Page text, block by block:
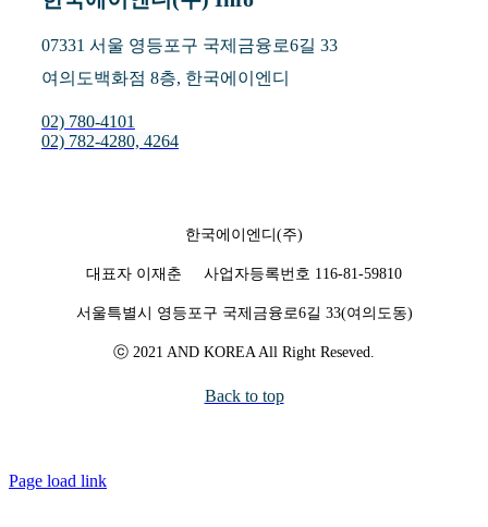
07331 서울 영등포구 국제금융로6길 33
여의도백화점 8층, 한국에이엔디
02) 780-4101
02) 782-4280, 4264
한국에이엔디(주)
대표자 이재춘 사업자등록번호 116-81-59810
서울특별시 영등포구 국제금융로6길 33(여의도동)
ⓒ 2021 AND KOREA All Right Reseved.
Back to top
Page load link